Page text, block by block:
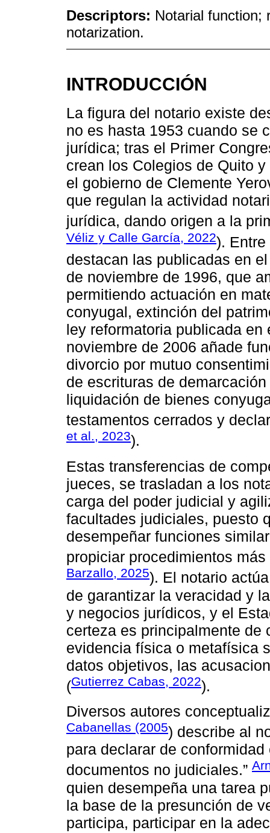
Descriptors: Notarial function;
notarization.
INTRODUCCIÓN
La figura del notario existe
no es hasta 1953 cuando se
jurídica; tras el Primer
crean los Colegios de Quito
el gobierno de Clemente
que regulan la actividad
jurídica, dando origen a la
Véliz y Calle García, 2022).
destacan las publicadas en
de noviembre de 1996, que
permitiendo actuación en
conyugal, extinción del
ley reformatoria publicada
noviembre de 2006 añade
divorcio por mutuo
de escrituras de
liquidación de bienes
testamentos cerrados y
et al., 2023).
Estas transferencias de
jueces, se trasladan a los
carga del poder judicial y
facultades judiciales, puesto
desempeñar funciones
propiciar procedimientos
Barzallo, 2025). El notario
de garantizar la veracidad y
y negocios jurídicos, y el
certeza es principalmente de
evidencia física o metafísica
datos objetivos, las
(Gutierrez Cabas, 2022).
Diversos autores
Cabanellas (2005) describe al
para declarar de
documentos no judiciales.”
quien desempeña una tarea
la base de la presunción de
participa, participar en la